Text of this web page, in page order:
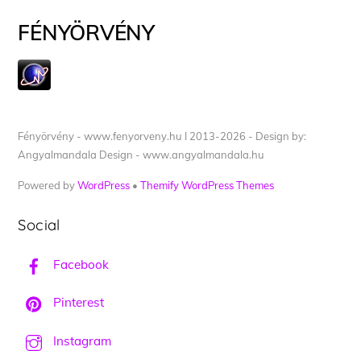
FÉNYÖRVÉNY
Fényörvény - www.fenyorveny.hu I 2013-2026 - Design by:
Angyalmandala Design - www.angyalmandala.hu
Powered byWordPress •Themify WordPress Themes
Social
Facebook
Pinterest
Instagram